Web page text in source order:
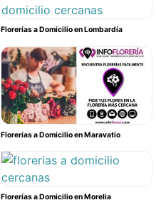
Florerías a Domicilio en Lombardía
Florerías a Domicilio en Maravatio
Florerías a Domicilio en Morelia